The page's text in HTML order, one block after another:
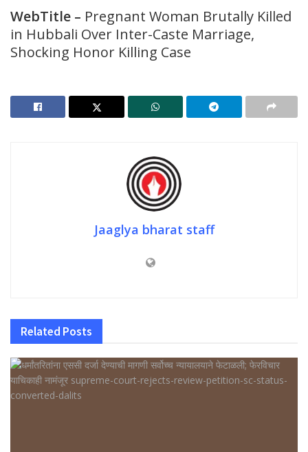
WebTitle – Pregnant Woman Brutally Killed
in Hubbali Over Inter-Caste Marriage,
Shocking Honor Killing Case
Jaaglya bharat staff
Related Posts